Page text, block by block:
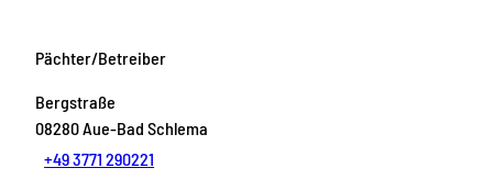
Pächter/Betreiber
Bergstraße
08280Aue-Bad Schlema
+49 3771 290221